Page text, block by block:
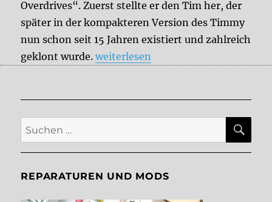
Overdrives“. Zuerst stellte er den Tim her, der
später in der kompakteren Version des Timmy
nun schon seit 15 Jahren existiert und zahlreich
geklont wurde.„15 Jahre Timmy V3 Anniversary
weiterlesen
Suche
nach:
REPARATUREN UND MODS